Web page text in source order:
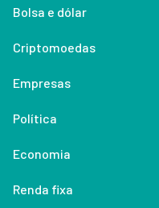
Bolsa e dólar
Criptomoedas
Empresas
Política
Economia
Renda fixa